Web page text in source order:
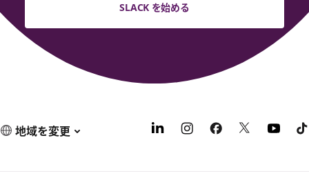
SLACK を始める
地域を変更